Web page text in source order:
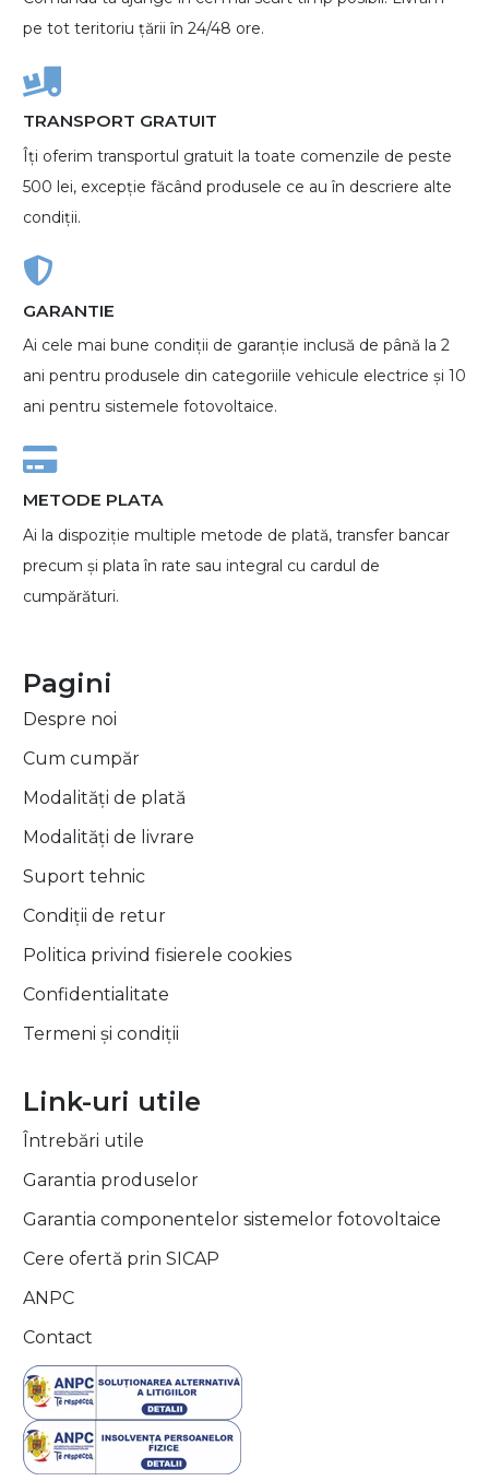
pe tot teritoriu țării în 24/48 ore.
TRANSPORT GRATUIT
Îți oferim transportul gratuit la toate comenzile de peste
500 lei, excepție făcând produsele ce au în descriere alte
condiții.
GARANTIE
Ai cele mai bune condiții de garanție inclusă de până la 2
ani pentru produsele din categoriile vehicule electrice și 10
ani pentru sistemele fotovoltaice.
METODE PLATA
Ai la dispoziție multiple metode de plată, transfer bancar
precum și plata în rate sau integral cu cardul de
cumpărături.
Pagini
Despre noi
Cum cumpăr
Modalități de plată
Modalități de livrare
Suport tehnic
Condiții de retur
Politica privind fisierele cookies
Confidentialitate
Termeni și condiții
Link-uri utile
Întrebări utile
Garantia produselor
Garantia componentelor sistemelor fotovoltaice
Cere ofertă prin SICAP
ANPC
Contact